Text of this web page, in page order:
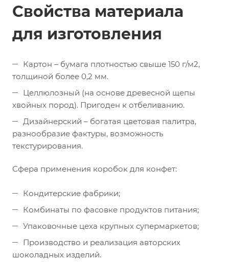
Свойства материала
для изготовления
Картон – бумага плотностью свыше 150 г/м2,
толщиной более 0,2 мм.
Целлюлозный (на основе древесной щепы
хвойных пород). Пригоден к отбеливанию.
Дизайнерский – богатая цветовая палитра,
разнообразие фактуры, возможность
текстурирования.
Сфера применения коробок для конфет:
Кондитерские фабрики;
Комбинаты по фасовке продуктов питания;
Упаковочные цеха крупных супермаркетов;
Производство и реализация авторских
шоколадных изделий.